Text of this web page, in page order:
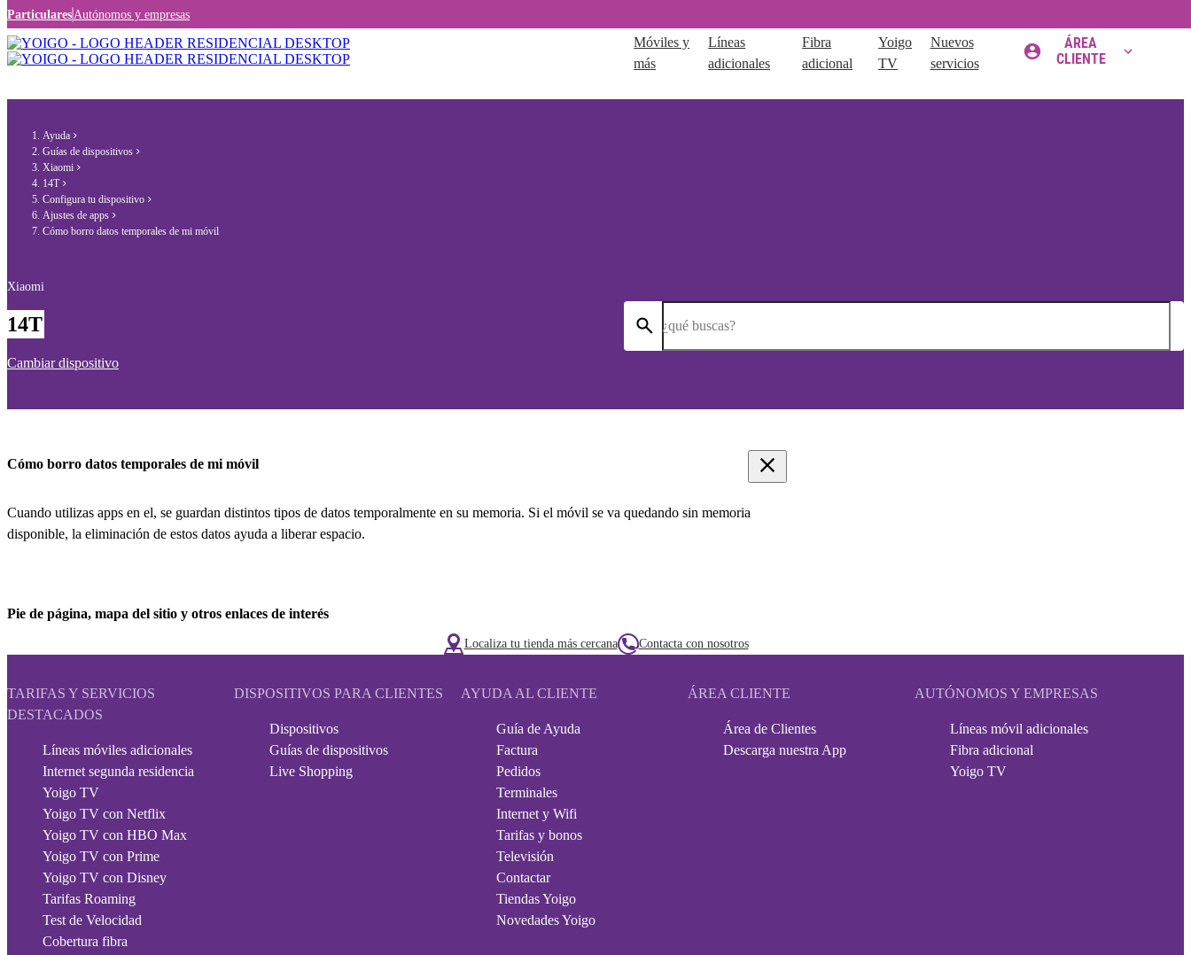
Particulares Autónomos y empresas
Móviles y
más
Líneas
adicionales
Fibra
adicional
Yoigo
TV
Nuevos
servicios
ÁREA
CLIENTE
Ayuda
Guías de dispositivos
Xiaomi
14T
Configura tu dispositivo
Ajustes de apps
Cómo borro datos temporales de mi móvil
Xiaomi
14T
Cambiar dispositivo
¿qué buscas?
Cómo borro datos temporales de mi móvil
Cuando utilizas apps en el, se guardan distintos tipos de datos temporalmente en su memoria. Si el móvil se va quedando sin memoria
disponible, la eliminación de estos datos ayuda a liberar espacio.
Pie de página, mapa del sitio y otros enlaces de interés
Localiza tu tienda más cercana Contacta con nosotros
TARIFAS Y SERVICIOS
DESTACADOS
Líneas móviles adicionales
Internet segunda residencia
Yoigo TV
Yoigo TV con Netflix
Yoigo TV con HBO Max
Yoigo TV con Prime
Yoigo TV con Disney
Tarifas Roaming
Test de Velocidad
Cobertura fibra
DISPOSITIVOS PARA CLIENTES
Dispositivos
Guías de dispositivos
Live Shopping
AYUDA AL CLIENTE
Guía de Ayuda
Factura
Pedidos
Terminales
Internet y Wifi
Tarifas y bonos
Televisión
Contactar
Tiendas Yoigo
Novedades Yoigo
ÁREA CLIENTE
Área de Clientes
Descarga nuestra App
AUTÓNOMOS Y EMPRESAS
Líneas móvil adicionales
Fibra adicional
Yoigo TV